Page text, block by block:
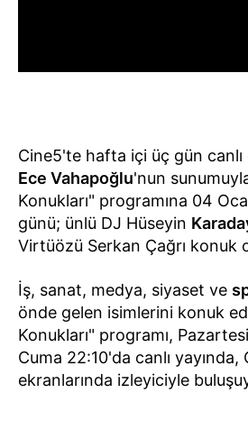
Cine5'te hafta içi üç gün canlı
Ece Vahapoğlu'nun
Konukları" programına 04
günü; ünlü DJ Hüseyin
Virtüözü Serkan Çağrı konuk
İş, sanat, medya, siyaset ve
önde gelen isimlerini konuk
Konukları" programı,
Cuma 22:10'da canlı yayında,
ekranlarında izleyiciyle